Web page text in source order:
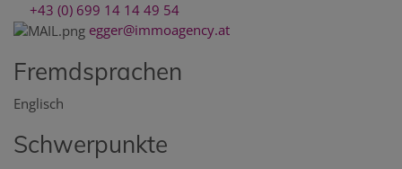
+43 (0) 699 14 14 49 54
egger@immoagency.at
Fremdsprachen
Englisch
Schwerpunkte